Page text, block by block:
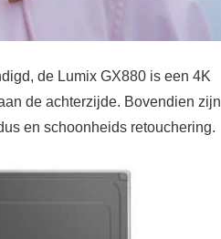
de Lumix GX880 is een 4K
de achterzijde. Bovendien zijn
en schoonheids retouchering.